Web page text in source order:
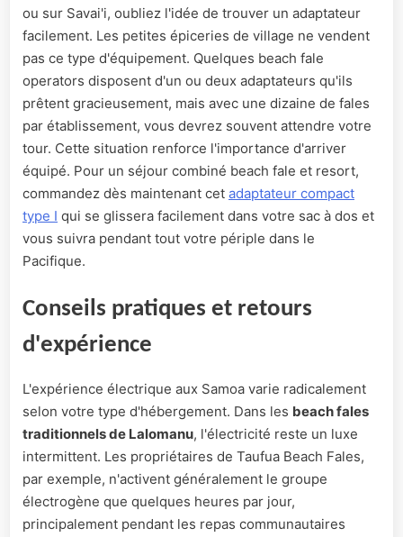
ou sur Savai'i, oubliez l'idée de trouver un adaptateur
facilement. Les petites épiceries de village ne vendent
pas ce type d'équipement. Quelques beach fale
operators disposent d'un ou deux adaptateurs qu'ils
prêtent gracieusement, mais avec une dizaine de fales
par établissement, vous devrez souvent attendre votre
tour. Cette situation renforce l'importance d'arriver
équipé. Pour un séjour combiné beach fale et resort,
commandez dès maintenant cet adaptateur compact
type I qui se glissera facilement dans votre sac à dos et
vous suivra pendant tout votre périple dans le
Pacifique.
Conseils pratiques et retours
d'expérience
L'expérience électrique aux Samoa varie radicalement
selon votre type d'hébergement. Dans les beach fales
traditionnels de Lalomanu, l'électricité reste un luxe
intermittent. Les propriétaires de Taufua Beach Fales,
par exemple, n'activent généralement le groupe
électrogène que quelques heures par jour,
principalement pendant les repas communautaires